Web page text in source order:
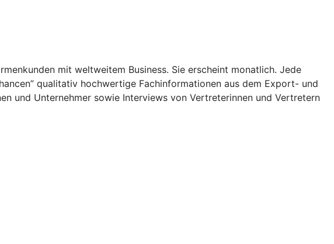
mit weltweitem Business. Sie erscheint monatlich. Jede
qualitativ hochwertige Fachinformationen aus dem Export- und
und Unternehmer sowie Interviews von Vertreterinnen und Vertretern